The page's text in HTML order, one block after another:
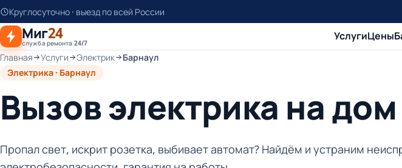
К
основному
контенту
Круглосуточно · выезд по всей России
Миг24
служба ремонта 24/7
УслугиЦены
Главная Услуги Электрик
Барнаул
Электрика · Барнаул
Вызов электрика на
Пропал свет, искрит розетка, выбивает автомат? Найдём и устраним